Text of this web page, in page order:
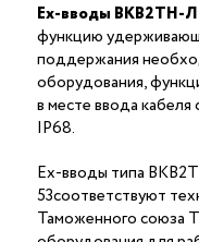
Ex-вводы ВКВ2ТН-
функцию
поддержания
оборудования,
в месте ввода
IP68.
Ex-вводы типа
53соответствуют
Таможенного союза